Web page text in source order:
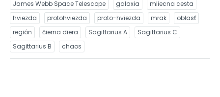
James Webb Space Telescope galaxia
mliecna cesta
hviezda
protohviezda proto-hviezda mrak
oblasť
región
čierna diera Sagittarius A
Sagittarius C
Sagittarius B
chaos